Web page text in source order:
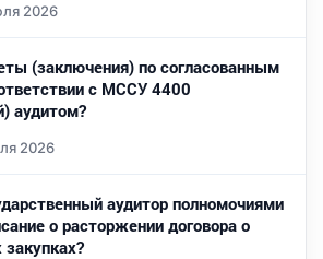
2026
(заключения) по согласованным
с МССУ 4400
аудитом?
2026
аудитор полномочиями
о расторжении договора о